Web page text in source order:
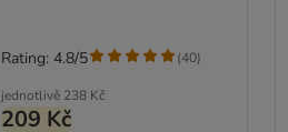
jednotlivě 238 Kč
209 Kč
Rating: 4.8/5 (40)